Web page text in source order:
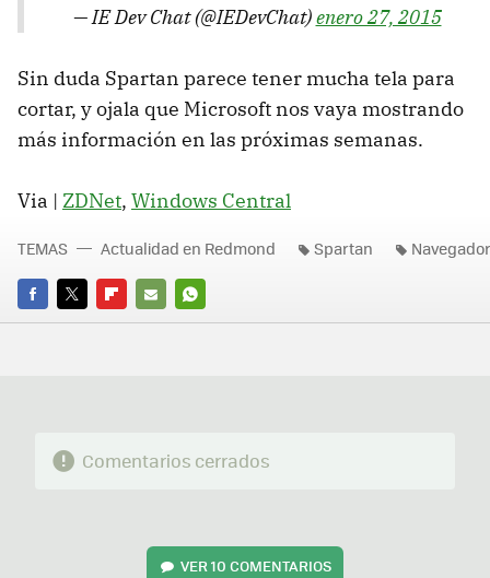
— IE Dev Chat (@IEDevChat)enero 27, 2015
Sin duda Spartan parece tener mucha tela para
cortar, y ojala que Microsoft nos vaya mostrando
más información en las próximas semanas.
Via | ZDNet, Windows Central
FACEBOOK
TWITTERFLIPBOARD
E-
WHATSAPP
TEMAS Actualidad en Redmond Spartan Navegador
Comentarios cerrados
VER10 COMENTARIOS